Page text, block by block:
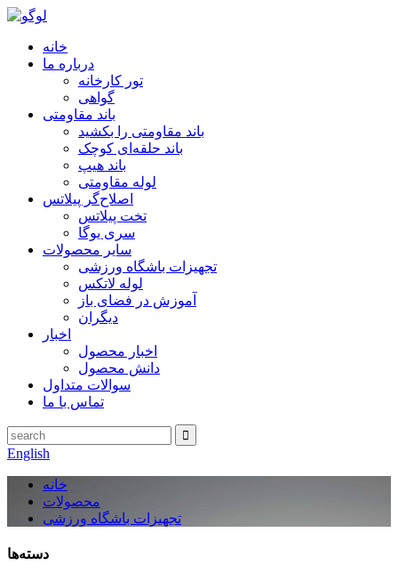
خانه
درباره ما
تور کارخانه
گواهی
باند مقاومتی
باند مقاومتی را بکشید
باند حلقه‌ای کوچک
باند هیپ
لوله مقاومتی
اصلاح‌گر پیلاتس
تخت پیلاتس
سری یوگا
سایر محصولات
تجهیزات باشگاه ورزشی
لوله لاتکس
آموزش در فضای باز
دیگران
اخبار
اخبار محصول
دانش محصول
سوالات متداول
تماس با ما
English
خانه
محصولات
تجهیزات باشگاه ورزشی
دسته‌ها